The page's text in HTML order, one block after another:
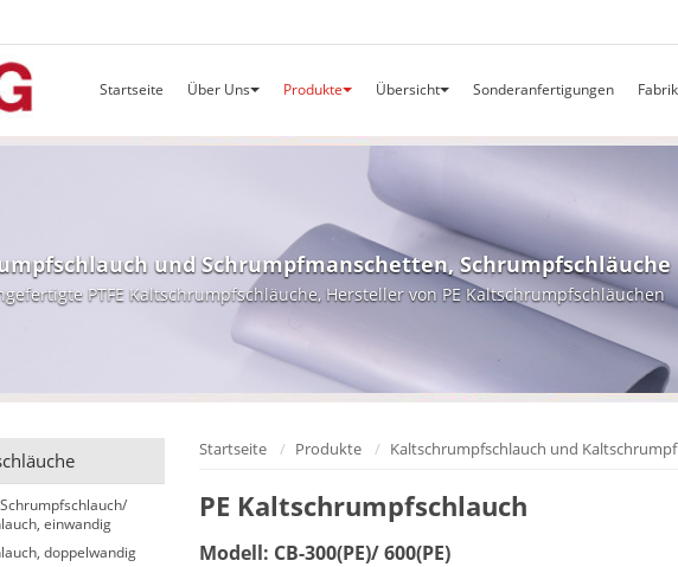
Startseite Über Uns Produkte Übersicht Sonderanfertigungen
und Schrumpfmanschetten, Schrumpfschläuche
PTFE Kaltschrumpfschläuche, Hersteller von PE Kaltschrumpfschläuchen
Startseite Produkte Kaltschrumpfschlauch und
PE Kaltschrumpfschlauch
Modell: CB-300(PE)/ 600(PE)
einwandig
doppelwandig